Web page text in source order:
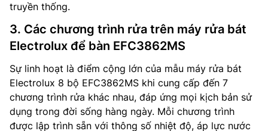
truyền thống.
3. Các chương trình rửa trên máy rửa bát
Electrolux để bàn EFC3862MS
Sự linh hoạt là điểm cộng lớn của mẫu máy rửa bát
Electrolux 8 bộ EFC3862MS khi cung cấp đến 7
chương trình rửa khác nhau, đáp ứng mọi kịch bản sử
dụng trong đời sống hàng ngày. Mỗi chương trình
được lập trình sẵn với thông số nhiệt độ, áp lực nước